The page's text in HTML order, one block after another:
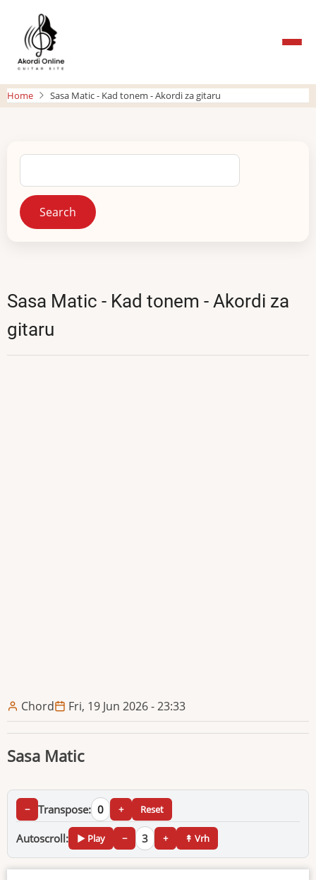
main
content
Home Sasa Matic - Kad tonem - Akordi za gitaru
Search
Sasa Matic - Kad tonem - Akordi za
gitaru
Chord Fri, 19 Jun 2026 - 23:33
Sasa Matic
− Transpose: 0 + Reset
Autoscroll: ▶ Play − 3 + ↟ Vrh